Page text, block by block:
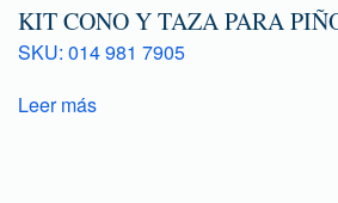
KIT CONO Y TAZA PARA
SKU: 014 981 7905
Leer más